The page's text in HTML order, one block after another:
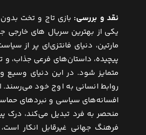
نقد و بررسی: بازی تاج و تخت
یکی از بهترین سریال ‌های خارجی
مارتین، دنیای فانتزی‌ای پر از
پیچیده، داستان‌های فرعی جذاب، و
متمایز شود. در این دنیای
روابط انسانی به اوج خود می‌رسند.
افسانه‌های سیاسی و نبردهای
منحصر به فرد تبدیل می‌کند، درک
فرهنگ جهانی غیرقابل انکار